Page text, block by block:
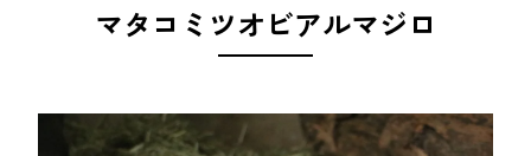
マタコミツオビアルマジロ